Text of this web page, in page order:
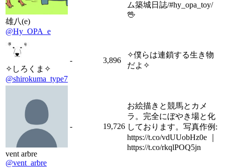
雄八(e)
@Hy_OPA_e
ム築城日誌/#hy_opa_toy/
🖖
✧しろくま✧
@shirokuma_type7
- 3,896
✧僕らは連鎖する生き物
だよ✧
vent arbre
@vent_arbre
- 19,726
お絵描きと競馬とカメ
ラ。完全にぼやき場と化
しております。写真作例:
https://t.co/vdUUobHz0e ｜
https://t.co/rkqlPOQ5jn